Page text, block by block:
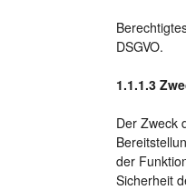
DSGVO.
Der Zweck
der
Sicherheit